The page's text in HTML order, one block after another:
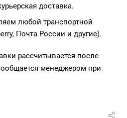
доставка.
любой транспортной
Почта России и другие).
рассчитывается после
менеджером при